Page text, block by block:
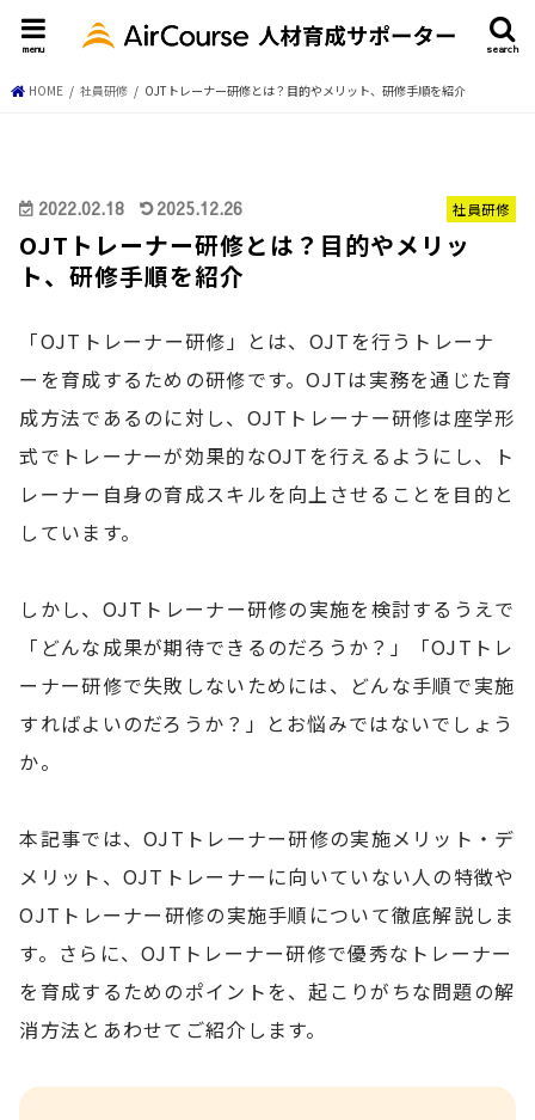
search
menu
HOME 社員研修 OJTトレーナー研修とは？目的やメリット、研修手順を紹介
社員研修
2022.02.18 2025.12.26
OJTトレーナー研修とは？目的やメリッ
ト、研修手順を紹介
「OJTトレーナー研修」とは、OJTを行うトレーナ
ーを育成するための研修です。OJTは実務を通じた育
成方法であるのに対し、OJTトレーナー研修は座学形
式でトレーナーが効果的なOJTを行えるようにし、ト
レーナー自身の育成スキルを向上させることを目的と
しています。
しかし、OJTトレーナー研修の実施を検討するうえで
「どんな成果が期待できるのだろうか？」「OJTトレ
ーナー研修で失敗しないためには、どんな手順で実施
すればよいのだろうか？」とお悩みではないでしょう
か。
本記事では、OJTトレーナー研修の実施メリット・デ
メリット、OJTトレーナーに向いていない人の特徴や
OJTトレーナー研修の実施手順について徹底解説しま
す。さらに、OJTトレーナー研修で優秀なトレーナー
を育成するためのポイントを、起こりがちな問題の解
消方法とあわせてご紹介します。